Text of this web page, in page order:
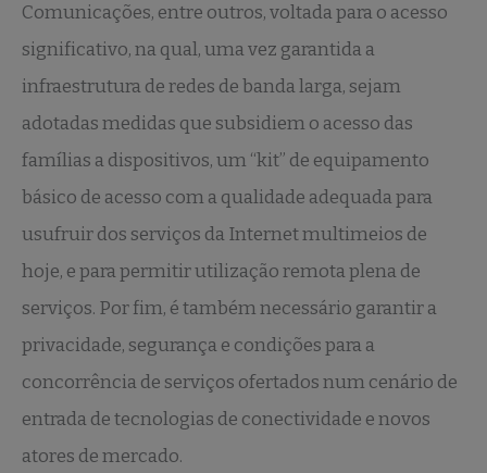
Comunicações, entre outros, voltada para o acesso
significativo, na qual, uma vez garantida a
infraestrutura de redes de banda larga, sejam
adotadas medidas que subsidiem o acesso das
famílias a dispositivos, um “kit” de equipamento
básico de acesso com a qualidade adequada para
usufruir dos serviços da Internet multimeios de
hoje, e para permitir utilização remota plena de
serviços. Por fim, é também necessário garantir a
privacidade, segurança e condições para a
concorrência de serviços ofertados num cenário de
entrada de tecnologias de conectividade e novos
atores de mercado.